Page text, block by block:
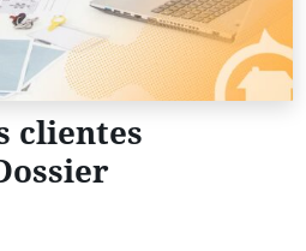
clientes